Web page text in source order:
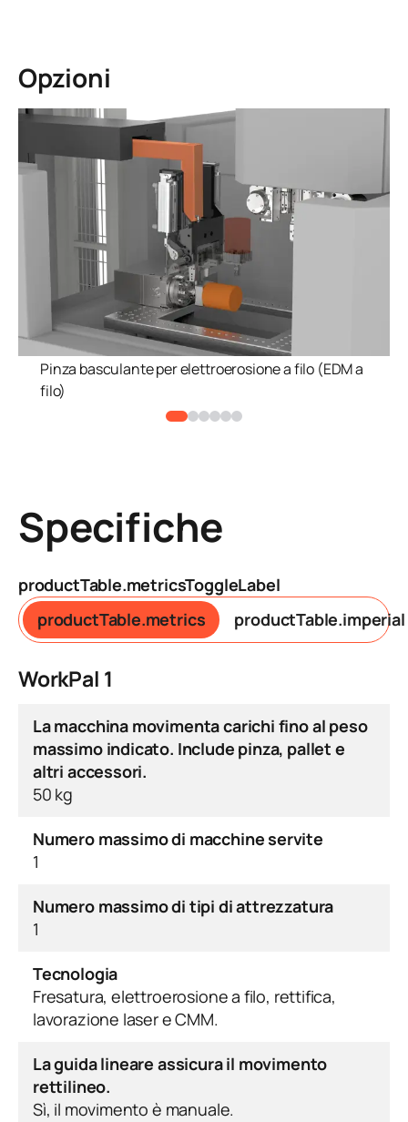
Opzioni
Pinza basculante per elettroerosione a filo (EDM a
filo)
Specifiche
productTable.metricsToggleLabel
productTable.metrics
productTable.imperial
WorkPal 1
La macchina movimenta carichi fino al peso
massimo indicato. Include pinza, pallet e
altri accessori.
50 kg
Numero massimo di macchine servite
1
Numero massimo di tipi di attrezzatura
1
Tecnologia
Fresatura, elettroerosione a filo, rettifica,
lavorazione laser e CMM.
La guida lineare assicura il movimento
rettilineo.
Sì, il movimento è manuale.